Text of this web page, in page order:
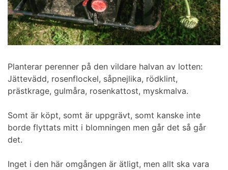
Planterar perenner på den vildare halvan av lotten:
Jättevädd, rosenflockel, såpnejlika, rödklint,
prästkrage, gulmåra, rosenkattost, myskmalva.
Somt är köpt, somt är uppgrävt, somt kanske inte
borde flyttats mitt i blomningen men går det så går
det.
Inget i den här omgången är ätligt, men allt ska vara